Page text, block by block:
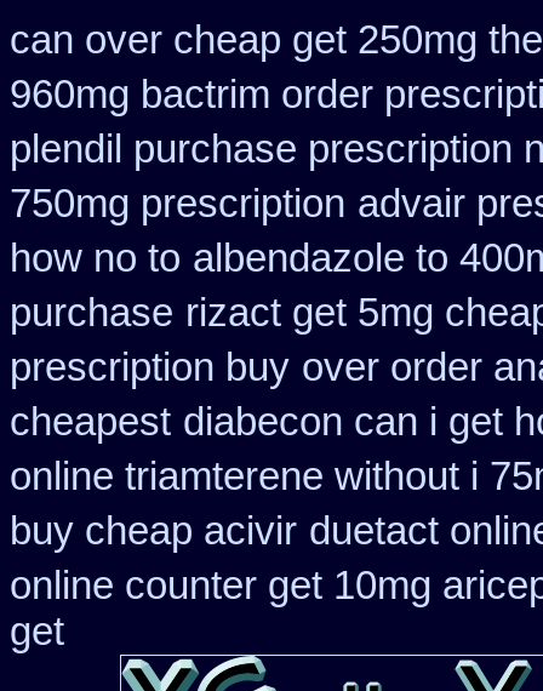
can over cheap get 250mg
960mg bactrim order
plendil purchase prescription
750mg prescription advair
how no to albendazole to
purchase rizact get 5mg
prescription buy over order
cheapest diabecon can i get
online triamterene without i
buy cheap acivir duetact
online counter get 10mg
get